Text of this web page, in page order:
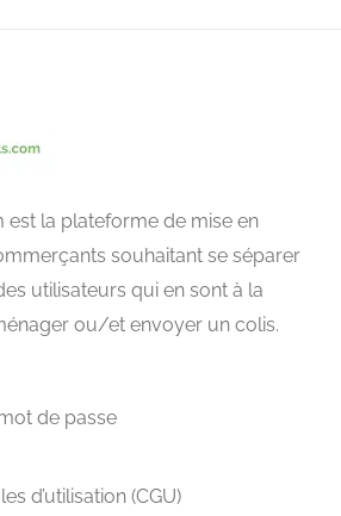
est la plateforme de mise en
souhaitant se séparer
utilisateurs qui en sont à la
ou/et envoyer un colis.
de passe
d’utilisation (CGU)